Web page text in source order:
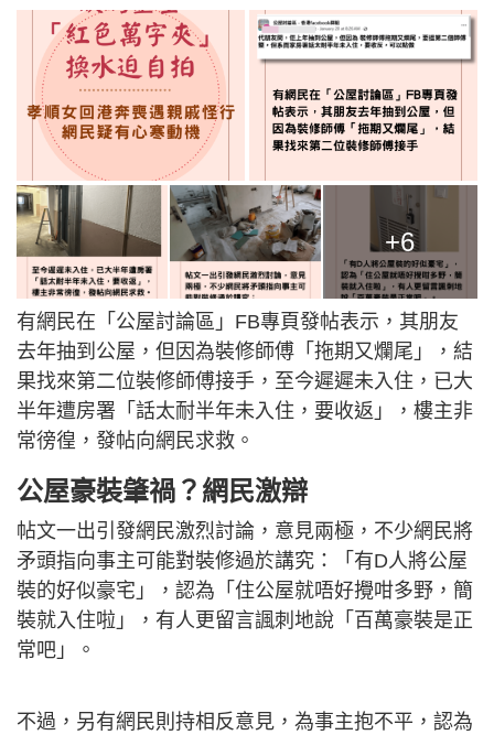
+6
有網民在「公屋討論區」FB專頁發帖表示，其朋友
去年抽到公屋，但因為裝修師傅「拖期又爛尾」，結
果找來第二位裝修師傅接手，至今遲遲未入住，已大
半年遭房署「話太耐半年未入住，要收返」，樓主非
常徬徨，發帖向網民求救。
公屋豪裝肇禍？網民激辯
帖文一出引發網民激烈討論，意見兩極，不少網民將
矛頭指向事主可能對裝修過於講究：「有D人將公屋
裝的好似豪宅」，認為「住公屋就唔好攪咁多野，簡
裝就入住啦」，有人更留言諷刺地說「百萬豪裝是正
常吧」。
不過，另有網民則持相反意見，為事主抱不平，認為